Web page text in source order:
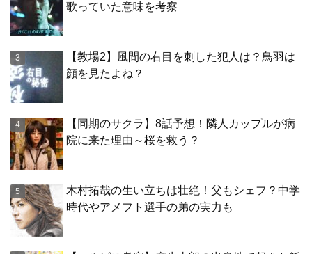
歌っていた意味を考察
【教場2】風間の右目を刺した犯人は？鳥羽は
顔を見たよね？
【同期のサクラ】8話予想！隣人カップルが病
院に来た理由～桜を救う？
木村拓哉の生い立ちは壮絶！父もシェフ？中学
時代やアメフト選手の弟の実力も